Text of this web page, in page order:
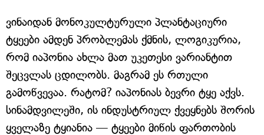
ვინაიდან მონოკულტურული პლანტაციური
ტყეები ამდენ პრობლემას ქმნის, ლოგიკურია,
რომ იაპონია ახლა მათ უკეთესი ვარიანტით
შეცვლას ცდილობს. მაგრამ ეს რთული
გამოწვევაა. რატომ? იაპონიას ბევრი ტყე აქვს.
სინამდვილეში, ის ინდუსტრიულ ქვეყნებს შორის
ყველაზე ტყიანია — ტყეები მიწის ფართობის